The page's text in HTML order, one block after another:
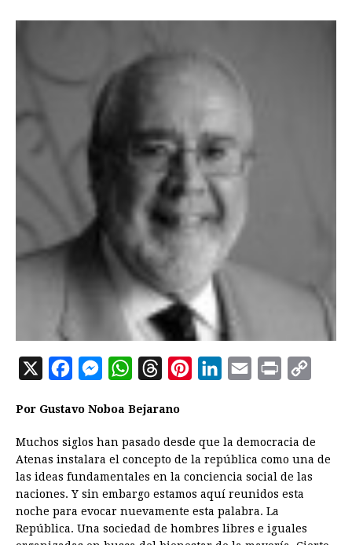
X
c
e
b
o
o
k
M
s
s
e
n
g
e
W
a
t
s
A
p
p
r
e
a
d
s
t
e
r
e
s
k
e
d
I
n
i
l
n
t
y
L
i
Por Gustavo Noboa Bejarano
Muchos siglos han pasado desde que la democracia de
Atenas instalara el concepto de la república como una de
las ideas fundamentales en la conciencia social de las
naciones. Y sin embargo estamos aquí reunidos esta
noche para evocar nuevamente esta palabra. La
República. Una sociedad de hombres libres e iguales